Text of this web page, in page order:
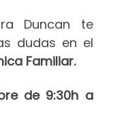
Duncan te
dudas en el
Familiar.
de 9:30h a